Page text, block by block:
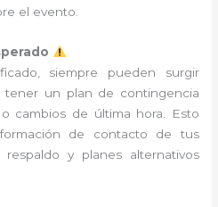
el evento.
siempre pueden surgir
tener un plan de contingencia
cambios de última hora. Esto
de contacto de tus
y planes alternativos